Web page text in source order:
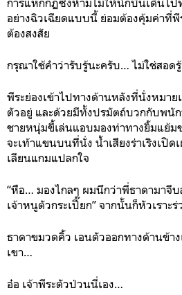
การแหกกฏซึ่งห้ามไม่ให้นักบินเดินไ
อย่างฉิวเฉียดแบบนี้ ย่อมต้องคุ้มค่าที่พี
ต้องสงสัย
กรุณาใช้คำว่ารับรู้นะครับ… ไม่ใช่สอด
พีระย่องเข้าไปทางด้านหลังที่นั่งหมาย
ตัวอยู่ และด้วยมีทั้งปรมัตถ์บวกกับพนั
ชายหนุ่มขี้เล่นแอบมองท่าทางยิ้มแย้ม
จะเท้าแขนบนที่นั่ง น้ำเสียงร่าเริงเปิด
เลียนแกมแปลกใจ
“หือ… มองไกลๆ ผมนึกว่าพี่ธาดามาจี
เจ้าหนูตัวกระเปี๊ยก” จากนั้นก็หัวเราะร่
ธาดาขมวดคิ้ว เอนตัวออกทางด้านข้า
เขา…
อ๋อ เจ้าพีระตัวป่วนนี่เอง…